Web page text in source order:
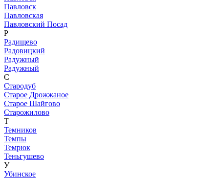
Павловск
Павловская
Павловский Посад
Р
Радищево
Радовицкий
Радужный
Радужный
С
Стародуб
Старое Дрожжаное
Старое Шайгово
Старожилово
Т
Темников
Темпы
Темрюк
Теньгушево
У
Убинское